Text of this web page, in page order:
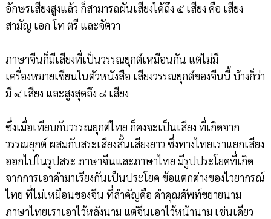
อักษรเสียงสูงแล้ว ก็สามารถผันเสียงได้ถึง ๕ เสียง คือ เสียง
สามัญ เอก โท ตรี และจัตวา
ภาษาจีนก็มีเสียงที่เป็นวรรณยุกต์เหมือนกัน แต่ไม่มี
เครื่องหมายเขียนในตัวหนังสือ เสียงวรรณยุกต์ของจีนนี้ บ้างก็ว่า
มี ๔ เสียง และสูงสุดถึง ๘ เสียง
ซึ่งเมื่อเทียบกับวรรณยุกต์ไทย ก็คงจะเป็นเสียง ที่เกิดจาก
วรรณยุกต์ ผสมกับสระเสียงสั้นเสียงยาว ซึ่งทางไทยเราแยกเสียง
ออกไปในรูปสระ ภาษาจีนและภาษาไทย มีรูปประโยคที่เกิด
จากการเอาคำมาเรียงกันเป็นประโยค ข้อแตกต่างของไวยากรณ์
ไทย ที่ไม่เหมือนของจีน ที่สำคัญคือ คำคุณศัพท์ขยายนาม
ภาษาไทยเราเอาไว้หลังนาม แต่จีนเอาไว้หน้านาม เช่นเดียว